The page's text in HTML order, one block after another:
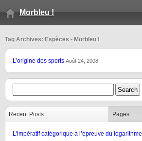
Morbleu !
Tag Archives: Espèces - Morbleu !
L’origine des sports Août 24, 2008
Recent Posts Pages
L’impératif catégorique à l’épreuve du logarithme